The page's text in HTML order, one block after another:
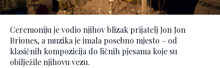
Ceremoniju je vodio njihov blizak prijatelj Jon Jon
Briones, a muzika je imala posebno mjesto – od
klasičnih kompozicija do ličnih pjesama koje su
obilježile njihovu vezu.